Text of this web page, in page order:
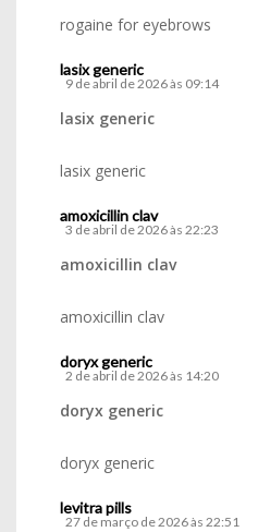
rogaine for eyebrows
lasix generic
9 de abril de 2026 às 09:14
lasix generic
lasix generic
amoxicillin clav
3 de abril de 2026 às 22:23
amoxicillin clav
amoxicillin clav
doryx generic
2 de abril de 2026 às 14:20
doryx generic
doryx generic
levitra pills
27 de março de 2026 às 22:51